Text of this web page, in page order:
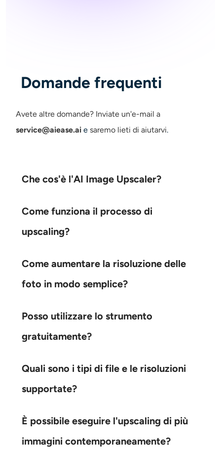
Domande frequenti
Avete altre domande? Inviate un'e-mail a
service@aiease.ai e saremo lieti di aiutarvi.
Che cos'è l'AI Image Upscaler?
Come funziona il processo di
upscaling?
Come aumentare la risoluzione delle
foto in modo semplice?
Posso utilizzare lo strumento
gratuitamente?
Quali sono i tipi di file e le risoluzioni
supportate?
È possibile eseguire l'upscaling di più
immagini contemporaneamente?